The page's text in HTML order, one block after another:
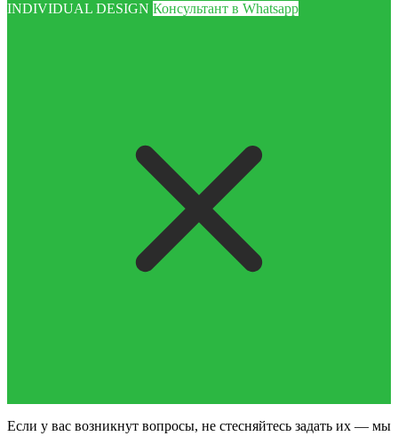
INDIVIDUAL DESIGN Консультант в Whatsapp
Если у вас возникнут вопросы, не стесняйтесь задать их — мы